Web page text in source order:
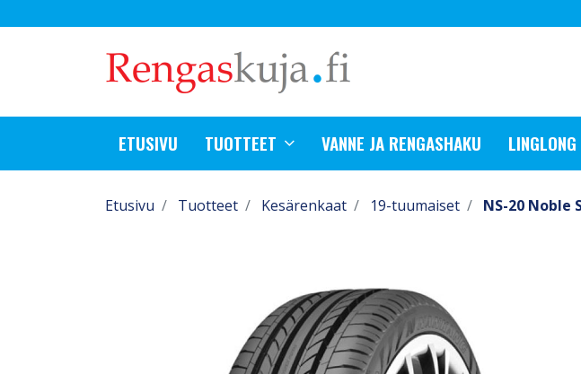
ETUSIVU TUOTTEET VANNE JA RENGASHAKU LINGLONG
Etusivu Tuotteet Kesärenkaat 19-tuumaiset NS-20 Noble